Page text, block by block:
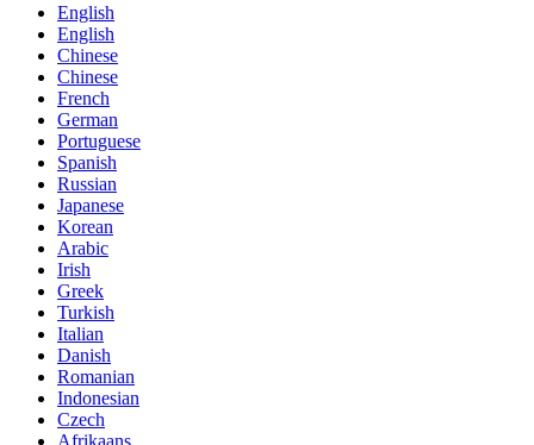
English
English
Chinese
Chinese
French
German
Portuguese
Spanish
Russian
Japanese
Korean
Arabic
Irish
Greek
Turkish
Italian
Danish
Romanian
Indonesian
Czech
Afrikaans